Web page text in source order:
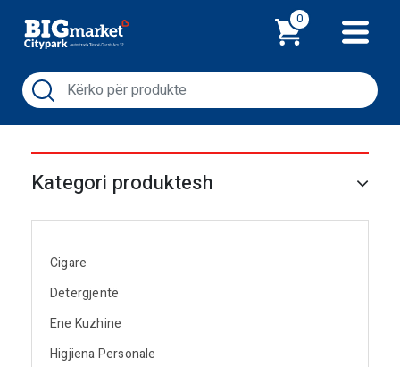
0
Kategori produktesh
Cigare
Detergjentë
Ene Kuzhine
Higjiena Personale